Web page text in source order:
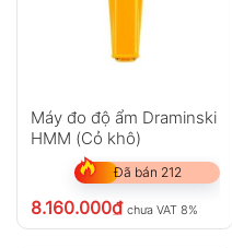
Máy đo độ ẩm Draminski
HMM (Cỏ khô)
Đã bán 212
8.160.000₫ chưa VAT 8%